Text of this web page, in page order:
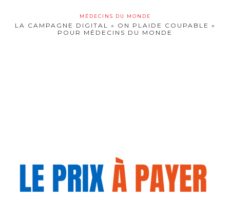
MÉDECINS DU MONDE
LA CAMPAGNE DIGITAL « ON PLAIDE COUPABLE »
POUR MÉDECINS DU MONDE